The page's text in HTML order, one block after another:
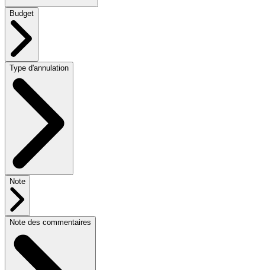
Budget
Type d'annulation
Note
Note des commentaires